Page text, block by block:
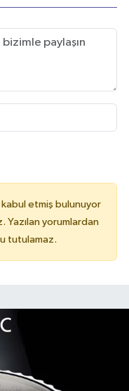
kabul etmiş bulunuyor
Yazılan yorumlardan
tutulamaz.